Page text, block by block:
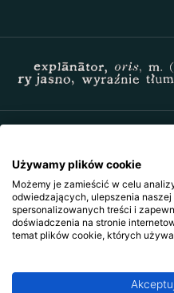
Copyright © 2009-2026 Wszystkie
Używamy plików cookie
Możemy je zamieścić w celu
odwiedzających, ulepszenia
spersonalizowanych treści i
doświadczenia na stronie
temat plików cookie, których